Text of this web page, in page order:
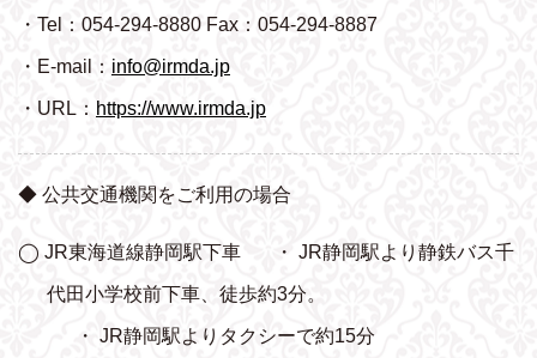
・Tel：054-294-8880 Fax：054-294-8887
・E-mail： info@irmda.jp
・URL： https://www.irmda.jp
◆ 公共交通機関をご利用の場合
◯ JR東海道線静岡駅下車 ・ JR静岡駅より静鉄バス千
代田小学校前下車、 徒歩約3分。
・ JR静岡駅よりタクシーで約15分